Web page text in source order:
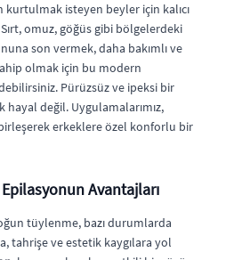
isteyen beyler için kalıcı
omuz, göğüs gibi bölgelerdeki
son vermek, daha bakımlı ve
olmak için bu modern
Pürüzsüz ve ipeksi bir
hayal değil. Uygulamalarımız,
erkeklere özel konforlu bir
Avantajları
tüylenme, bazı durumlarda
tahrişe ve estetik kaygılara yol